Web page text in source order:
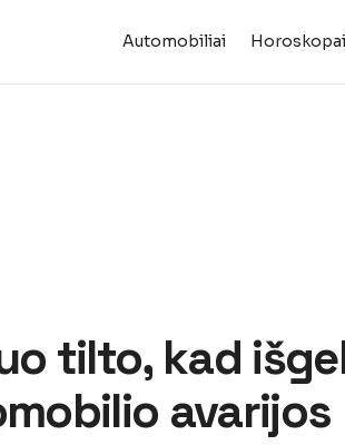
Automobiliai Horoskopai
tilto, kad
avarijos